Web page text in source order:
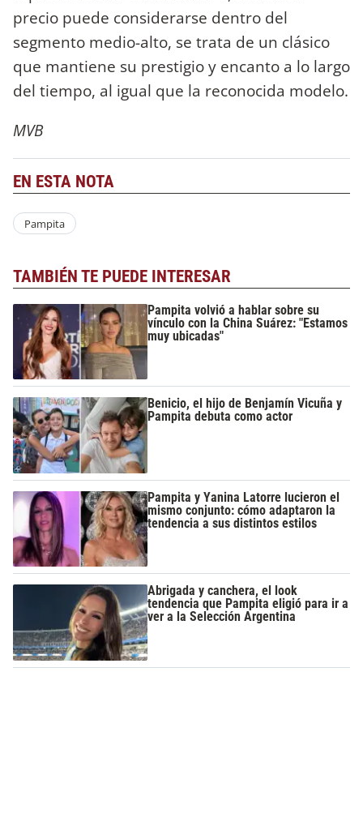
precio puede considerarse dentro del
segmento medio-alto, se trata de un clásico
que mantiene su prestigio y encanto a lo largo
del tiempo, al igual que la reconocida modelo.
MVB
EN ESTA NOTA
Pampita
TAMBIÉN TE PUEDE INTERESAR
Pampita volvió a hablar sobre su
vínculo con la China Suárez: "Estamos
muy ubicadas"
Benicio, el hijo de Benjamín Vicuña y
Pampita debuta como actor
Pampita y Yanina Latorre lucieron el
mismo conjunto: cómo adaptaron la
tendencia a sus distintos estilos
Abrigada y canchera, el look
tendencia que Pampita eligió para ir a
ver a la Selección Argentina